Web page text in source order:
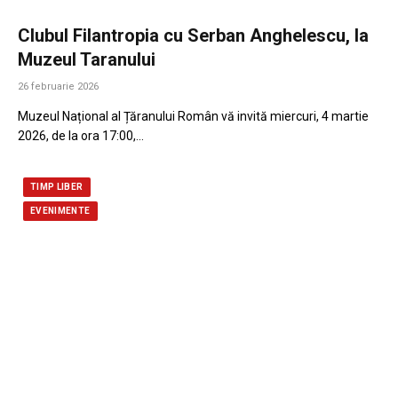
Clubul Filantropia cu Serban Anghelescu, la
Muzeul Taranului
26 februarie 2026
Muzeul Național al Țăranului Român vă invită miercuri, 4 martie
2026, de la ora 17:00,…
TIMP LIBER
EVENIMENTE